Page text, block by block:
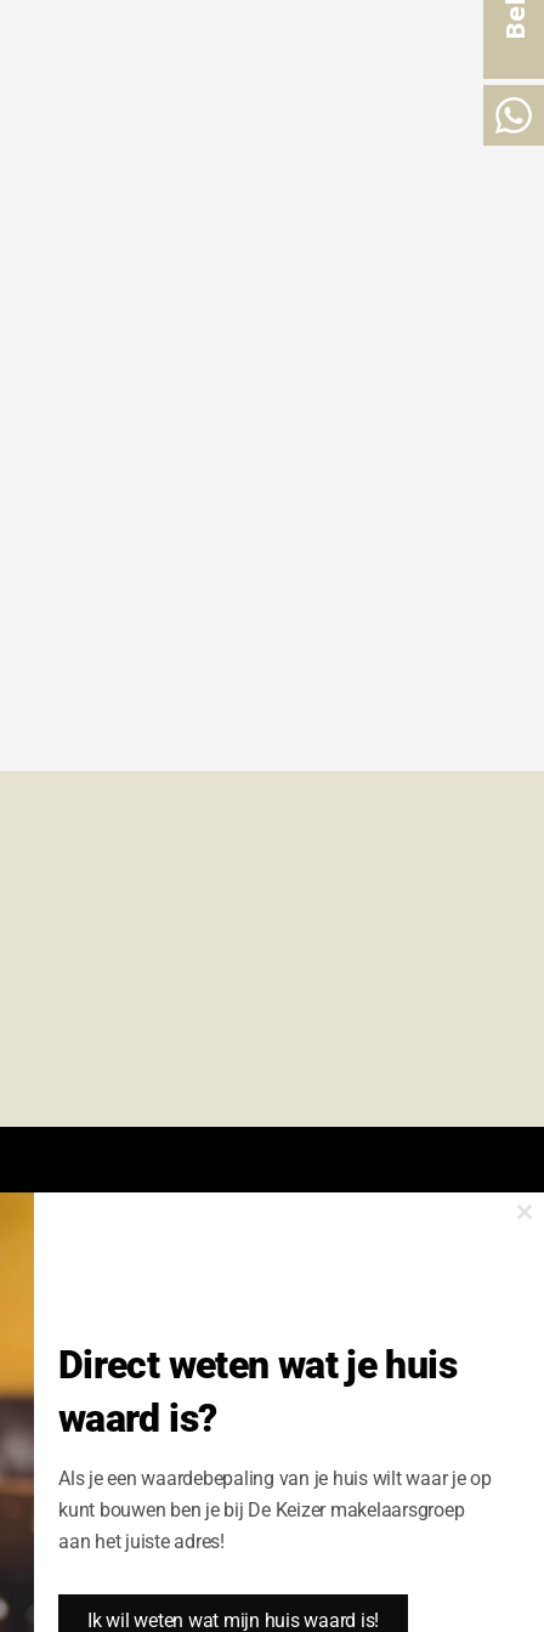
nieuwsbrief.
Volledige Naam:
Schrijf me nu in
Direct weten wat je huis
waard is?
Als je een waardebepaling van je huis wilt waar je op
kunt bouwen ben je bij De Keizer makelaarsgroep
aan het juiste adres!
Ik wil weten wat mijn huis waard is!